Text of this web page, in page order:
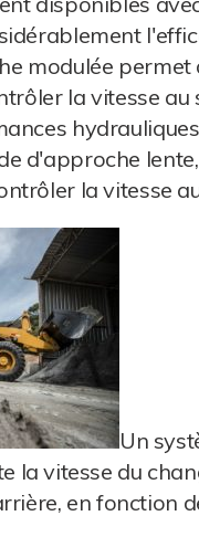
modulée permet
la vitesse
d'approche
la vitesse
Un
la vitesse du
en fonction